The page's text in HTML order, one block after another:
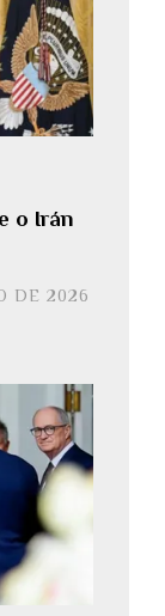
o Irán
DE 2026